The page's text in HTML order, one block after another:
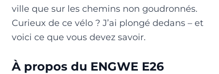
ville que sur les chemins non goudronnés.
Curieux de ce vélo ? J’ai plongé dedans – et
voici ce que vous devez savoir.
À propos du ENGWE E26